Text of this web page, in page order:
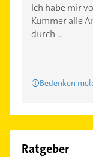
Ich habe mir
Kummer alle
durch ...
Bedenken
Ratgeber